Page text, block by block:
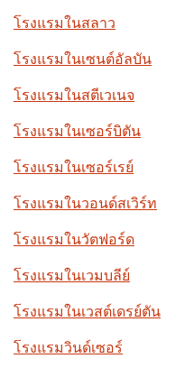
โรงแรมในสลาว
โรงแรมในเซนต์อัลบัน
โรงแรมในสตีเวเนจ
โรงแรมในเซอร์บิตัน
โรงแรมในเซอร์เรย์
โรงแรมในวอนด์สเวิร์ท
โรงแรมในวัตฟอร์ด
โรงแรมในเวมบลีย์
โรงแรมในเวสต์เดรย์ตัน
โรงแรมวินด์เซอร์